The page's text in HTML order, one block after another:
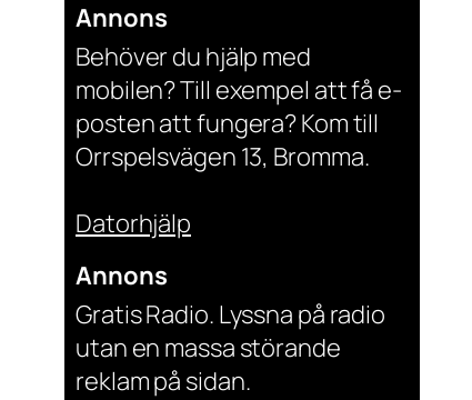
Annons
Behöver du hjälp med
mobilen? Till exempel att få e-
posten att fungera? Kom till
Orrspelsvägen 13, Bromma.
Datorhjälp
Annons
Gratis Radio. Lyssna på radio
utan en massa störande
reklam på sidan.